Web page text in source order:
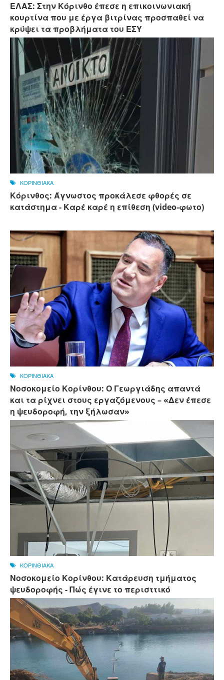
ΕΛΑΣ: Στην Κόρινθο έπεσε η επικοινωνιακή
κουρτίνα που με έργα βιτρίνας προσπαθεί να
κρύψει τα προβλήματα του ΕΣΥ
ΚΟΡΙΝΘΙΑΚΑ
Κόρινθος: Άγνωστος προκάλεσε φθορές σε
κατάστημα - Καρέ καρέ η επίθεση (video-φωτο)
ΚΟΡΙΝΘΙΑΚΑ
Νοσοκομείο Κορίνθου: Ο Γεωργιάδης απαντά
και τα ρίχνει στους εργαζόμενους – «Δεν έπεσε
η ψευδοροφή, την ξήλωσαν»
ΚΟΡΙΝΘΙΑΚΑ
Νοσοκομείο Κορίνθου: Κατάρευση τμήματος
ψευδοροφής - Πώς έγινε το περισττικό